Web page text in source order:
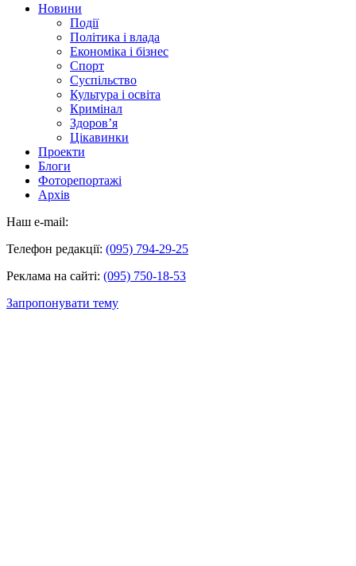
Новини
Події
Політика і влада
Економіка і бізнес
Спорт
Суспільство
Культура і освіта
Кримінал
Здоров’я
Цікавинки
Проекти
Блоги
Фоторепортажі
Архів
Наш e-mail:
Телефон редакції: (095) 794-29-25
Реклама на сайті: (095) 750-18-53
Запропонувати тему